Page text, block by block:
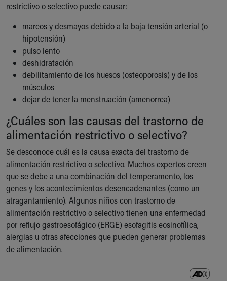
restrictivo o selectivo puede causar:
mareos y desmayos debido a la baja tensión arterial (o
hipotensión)
pulso lento
deshidratación
debilitamiento de los huesos (osteoporosis) y de los
músculos
dejar de tener la menstruación (amenorrea)
¿Cuáles son las causas del trastorno de
alimentación restrictivo o selectivo?
Se desconoce cuál es la causa exacta del trastorno de
alimentación restrictivo o selectivo. Muchos expertos creen
que se debe a una combinación del temperamento, los
genes y los acontecimientos desencadenantes (como un
atragantamiento). Algunos niños con trastorno de
alimentación restrictivo o selectivo tienen una enfermedad
por reflujo gastroesofágico (ERGE) esofagitis eosinofílica,
alergias u otras afecciones que pueden generar problemas
de alimentación.